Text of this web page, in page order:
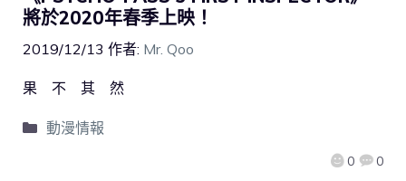
將於2020年春季上映！
2019/12/13 作者: Mr. Qoo
0 0
果 不 其 然
動漫情報